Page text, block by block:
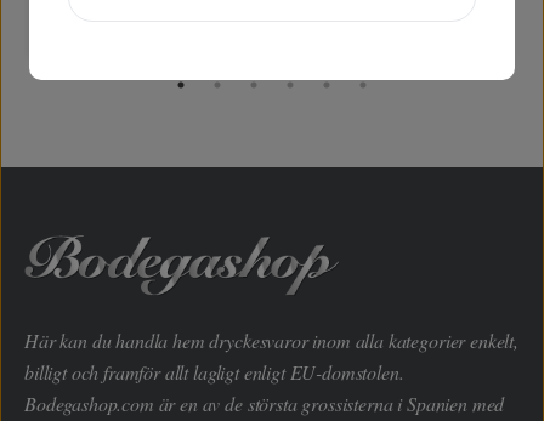
Här kan du handla hem dryckesvaror inom alla kategorier enkelt,
billigt och framför allt lagligt enligt EU-domstolen.
Bodegashop.com är en av de största grossisterna i Spanien med